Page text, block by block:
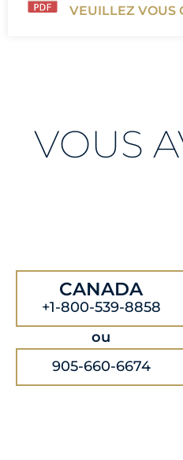
VEUILLEZ VOUS
VOUS
CANADA
+1-800-539-8858
ou
905-660-6674